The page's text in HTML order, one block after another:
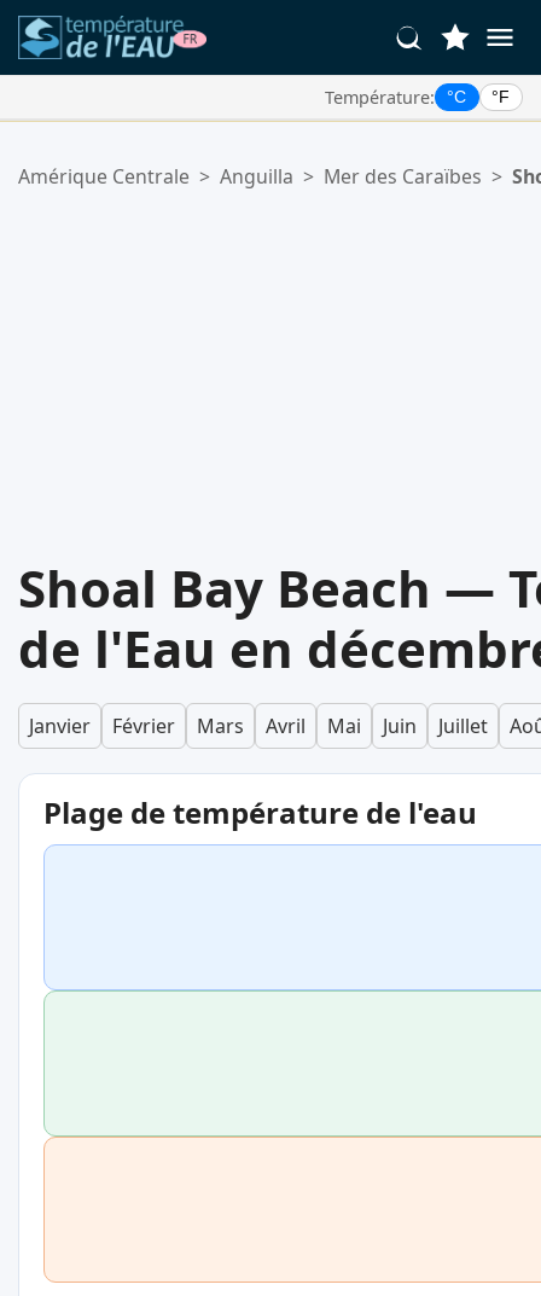
Température: °C °F
Votre liste de favoris est vide.
Amérique Centrale > Anguilla > Mer des Caraïbes >
Shoal Bay Beach —
de l'Eau en
Janvier Février Mars Avril Mai Juin Juillet
Plage de température de l'eau